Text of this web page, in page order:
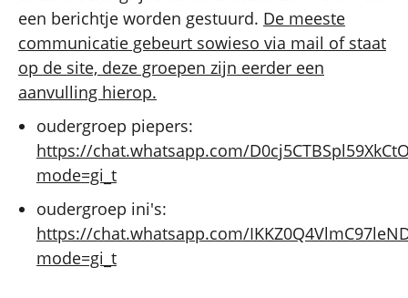
een berichtje worden gestuurd. De meeste
communicatie gebeurt sowieso via mail of staat
op de site, deze groepen zijn eerder een
aanvulling hierop.
oudergroep piepers:
https://chat.whatsapp.com/
mode=gi_t
oudergroep ini's:
https://chat.whatsapp.com/
mode=gi_t